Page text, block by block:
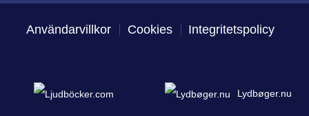
Användarvillkor Cookies Integritetspolicy
Lydbøger.nu